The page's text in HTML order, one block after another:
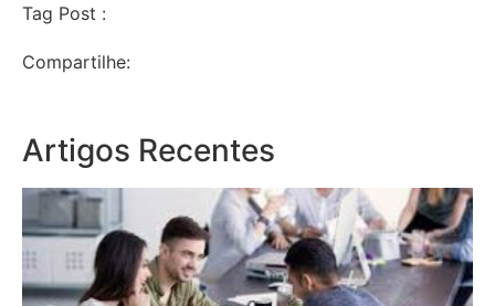
Tag Post :
Compartilhe:
Artigos Recentes